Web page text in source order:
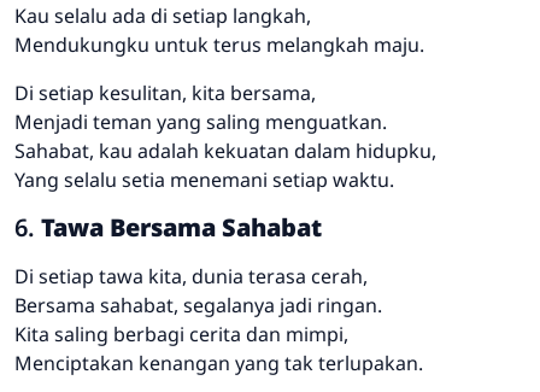
Kau selalu ada di setiap langkah,
Mendukungku untuk terus melangkah maju.
Di setiap kesulitan, kita bersama,
Menjadi teman yang saling menguatkan.
Sahabat, kau adalah kekuatan dalam hidupku,
Yang selalu setia menemani setiap waktu.
6. Tawa Bersama Sahabat
Di setiap tawa kita, dunia terasa cerah,
Bersama sahabat, segalanya jadi ringan.
Kita saling berbagi cerita dan mimpi,
Menciptakan kenangan yang tak terlupakan.